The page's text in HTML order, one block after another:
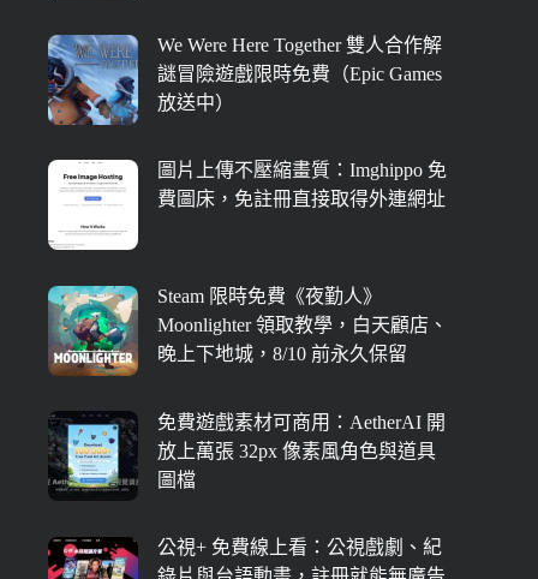
We Were Here Together 雙人合作解
謎冒險遊戲限時免費（Epic Games
放送中）
圖片上傳不壓縮畫質：Imghippo 免
費圖床，免註冊直接取得外連網址
Steam 限時免費《夜勤人》
Moonlighter 領取教學，白天顧店、
晚上下地城，8/10 前永久保留
免費遊戲素材可商用：AetherAI 開
放上萬張 32px 像素風角色與道具
圖檔
公視+ 免費線上看：公視戲劇、紀